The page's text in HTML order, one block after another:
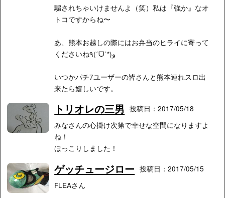
騙されちゃいけませんよ（笑）私は『強か』なオ
トコですからね〜
あ、熊本お越しの際にはお弁当のヒライに寄って
くださいね٩(ˊᗜˋ*)و
いつかパチ7ユーザーの皆さんと熊本連れスロ出
来たら嬉しいです。
トリオレの三男
投稿日：2017/05/18
みなさんの心掛け次第で幸せな空間になりますよ
ね！
ほっこりしました！
ゲッチュージロー 投稿日：2017/05/15
FLEAさん